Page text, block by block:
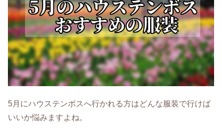
5月にハウステンボスへ行かれる方はどんな服装で行けば
いいか悩みますよね。